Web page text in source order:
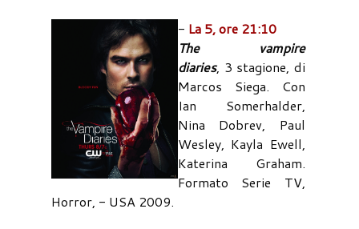
- La 5, ore 21:10
The vampire
diaries, 3 stagione, di
Marcos Siega. Con
Ian Somerhalder,
Nina Dobrev, Paul
Wesley, Kayla Ewell,
Katerina Graham.
Formato Serie TV,
Horror, - USA 2009.